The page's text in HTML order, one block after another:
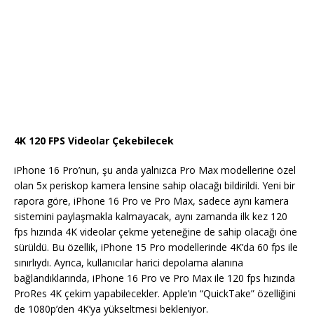
4K 120 FPS Videolar Çekebilecek
iPhone 16 Pro’nun, şu anda yalnızca Pro Max modellerine özel
olan 5x periskop kamera lensine sahip olacağı bildirildi. Yeni bir
rapora göre, iPhone 16 Pro ve Pro Max, sadece aynı kamera
sistemini paylaşmakla kalmayacak, aynı zamanda ilk kez 120
fps hızında 4K videolar çekme yeteneğine de sahip olacağı öne
sürüldü. Bu özellik, iPhone 15 Pro modellerinde 4K’da 60 fps ile
sınırlıydı. Ayrıca, kullanıcılar harici depolama alanına
bağlandıklarında, iPhone 16 Pro ve Pro Max ile 120 fps hızında
ProRes 4K çekim yapabilecekler. Apple’ın “QuickTake” özelliğini
de 1080p’den 4K’ya yükseltmesi bekleniyor.